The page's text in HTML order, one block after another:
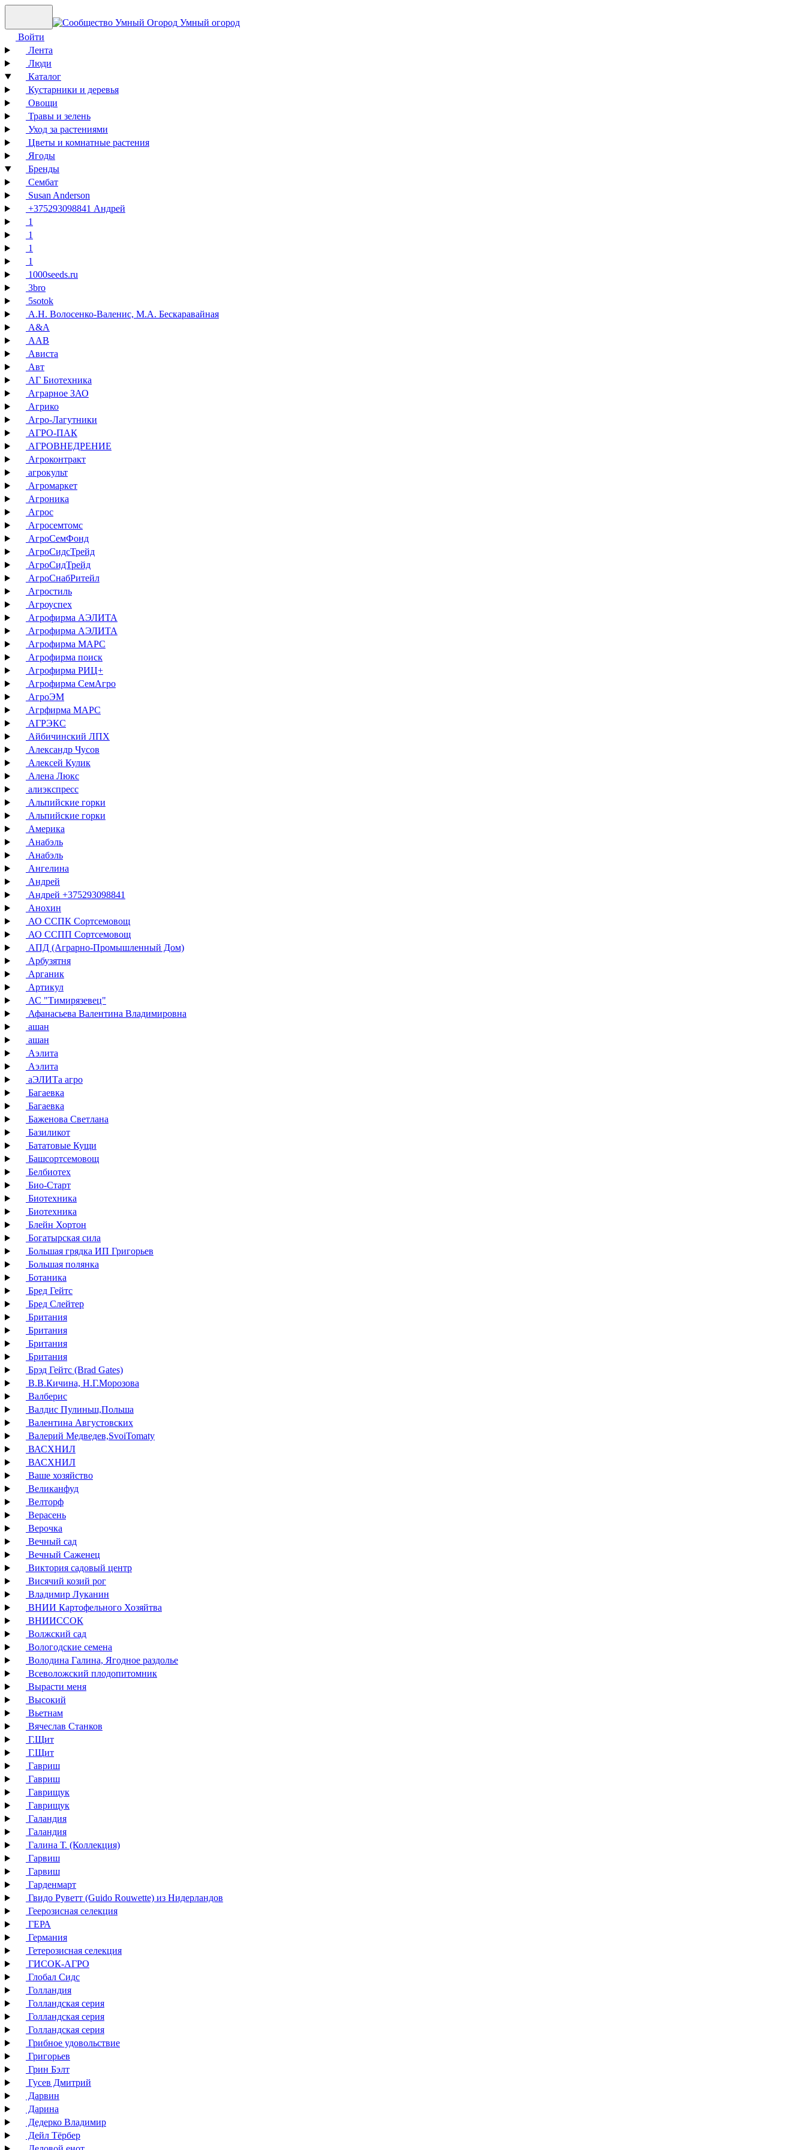
Умный огород
Войти
Лента
Люди
Каталог
Кустарники и деревья
Овощи
Травы и зелень
Уход за растениями
Цветы и комнатные растения
Ягоды
Бренды
Сембат
Susan Anderson
+375293098841 Андрей
1
1
1
1
1000seeds.ru
3bro
5sotok
А.Н. Волосенко-Валенис, М.А. Бескаравайная
А&А
ААВ
Ависта
Авт
АГ Биотехника
Аграрное ЗАО
Агрико
Агро-Лагутники
АГРО-ПАК
АГРОВНЕДРЕНИЕ
Агроконтракт
агрокульт
Агромаркет
Агроника
Агрос
Агросемтомс
АгроСемФонд
АгроСидсТрейд
АгроСидТрейд
АгроСнабРитейл
Агростиль
Агроуспех
Агрофирма АЭЛИТА
Агрофирма АЭЛИТА
Агрофирма МАРС
Агрофирма поиск
Агрофирма РИЦ+
Агрофирма СемАгро
АгроЭМ
Агрфирма МАРС
АГРЭКС
Айбичинский ЛПХ
Александр Чусов
Алексей Кулик
Алена Люкс
алиэкспресс
Альпийские горки
Альпийские горки
Америка
Анабэль
Анабэль
Ангелина
Андрей
Андрей +375293098841
Анохин
АО ССПК Сортсемовощ
АО ССПП Сортсемовощ
АПД (Аграрно-Промышленный Дом)
Арбузятня
Арганик
Артикул
АС "Тимирязевец"
Афанасьева Валентина Владимировна
ашан
ашан
Аэлита
Аэлита
аЭЛИТа агро
Багаевка
Багаевка
Баженова Светлана
Базиликот
Бататовые Кущи
Башсортсемовощ
Белбиотех
Био-Старт
Биотехника
Биотехника
Блейн Хортон
Богатырская сила
Большая грядка ИП Григорьев
Большая полянка
Ботаника
Бред Гейтс
Бред Слейтер
Британия
Британия
Британия
Британия
Брэд Гейтс (Brad Gates)
В.В.Кичина, Н.Г.Морозова
Валберис
Валдис Пулиньш,Польша
Валентина Августовских
Валерий Медведев,SvoiTomaty
ВАСХНИЛ
ВАСХНИЛ
Ваше хозяйство
Великанфуд
Велторф
Верасень
Верочка
Вечный сад
Вечный Саженец
Виктория садовый центр
Висячий козий рог
Владимир Луканин
ВНИИ Картофельного Хозяйтва
ВНИИССОК
Волжский сад
Вологодские семена
Володина Галина, Ягодное раздолье
Всеволожский плодопитомник
Вырасти меня
Высокий
Вьетнам
Вячеслав Станков
Г.Щит
Г.Щит
Гавриш
Гавриш
Гаврищук
Гаврищук
Галандия
Галандия
Галина Т. (Коллекция)
Гарвиш
Гарвиш
Гарденмарт
Гвидо Руветт (Guido Rouwette) из Нидерландов
Геерозисная селекция
ГЕРА
Германия
Гетерозисная селекция
ГИСОК-АГРО
Глобал Сидс
Голландия
Голландская серия
Голландская серия
Голландская серия
Грибное удовольствие
Григорьев
Грин Бэлт
Гусев Дмитрий
Дарвин
Дарина
Дедерко Владимир
Дейл Тёрбер